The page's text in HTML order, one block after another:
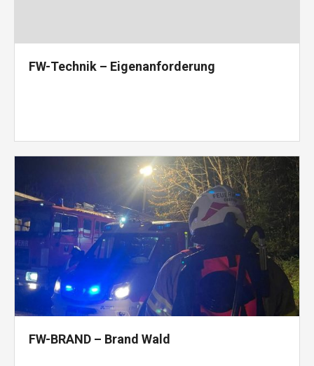
FW-Technik – Eigenanforderung
FW-BRAND – Brand Wald